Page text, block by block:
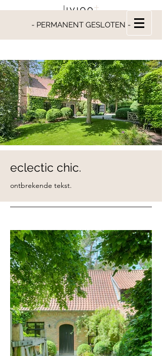
- PERMANENT GESLOTEN -
eclectic chic.
ontbrekende tekst.